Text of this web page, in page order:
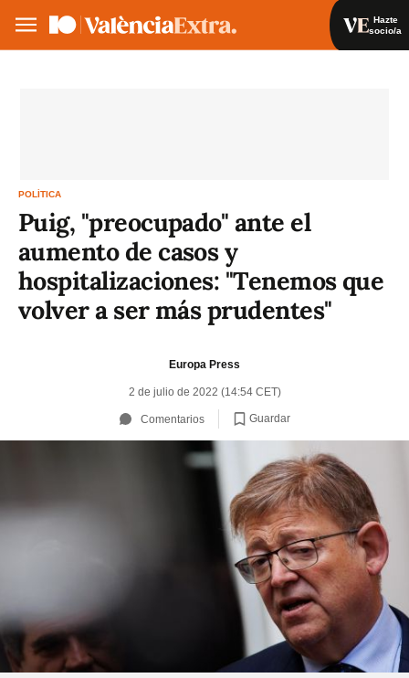
Hazte
socio/a
POLÍTICA
Puig, "preocupado" ante el
aumento de casos y
hospitalizaciones: "Tenemos que
volver a ser más prudentes"
Europa Press
2 de julio de 2022 (14:54 CET)
Comentarios Guardar